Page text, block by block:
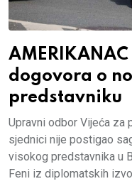
AMERIKANAC
dogovora o
predstavniku
Upravni odbor Vijeća za
sjednici nije postigao
visokog predstavnika u
Feni iz diplomatskih